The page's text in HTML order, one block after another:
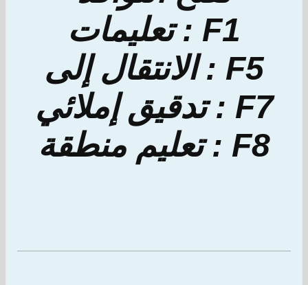
F1 : تعليمات
F5 : الانتقال إلى
F7 : تدقيق إملائي
F8 : تعليم منطقة